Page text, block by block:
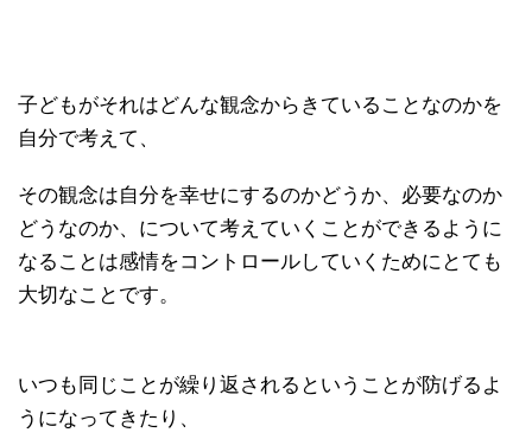
子どもがそれはどんな観念からきていることなのかを
自分で考えて、
その観念は自分を幸せにするのかどうか、必要なのか
どうなのか、について考えていくことができるように
なることは感情をコントロールしていくためにとても
大切なことです。
いつも同じことが繰り返されるということが防げるよ
うになってきたり、